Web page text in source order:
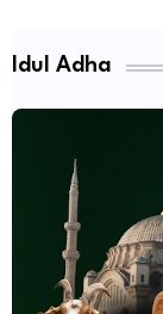
Idul Adha